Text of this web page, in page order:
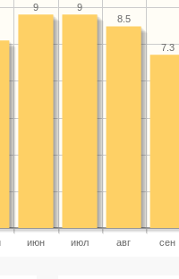
июн июл авг сен
7.3
8.5
9
9